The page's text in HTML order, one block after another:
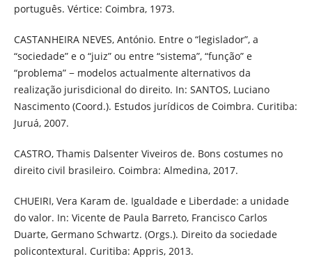
português. Vértice: Coimbra, 1973.
CASTANHEIRA NEVES, António. Entre o “legislador”, a
“sociedade” e o “juiz” ou entre “sistema”, “função” e
“problema” − modelos actualmente alternativos da
realização jurisdicional do direito. In: SANTOS, Luciano
Nascimento (Coord.). Estudos jurídicos de Coimbra. Curitiba:
Juruá, 2007.
CASTRO, Thamis Dalsenter Viveiros de. Bons costumes no
direito civil brasileiro. Coimbra: Almedina, 2017.
CHUEIRI, Vera Karam de. Igualdade e Liberdade: a unidade
do valor. In: Vicente de Paula Barreto, Francisco Carlos
Duarte, Germano Schwartz. (Orgs.). Direito da sociedade
policontextural. Curitiba: Appris, 2013.